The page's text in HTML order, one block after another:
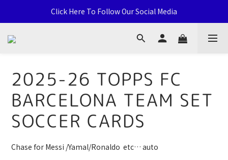
通用卡店 TCG & Sports Card 批發/零售 Distribution and Retail
Click Here To Follow Our Social Media
荃灣西樓角路138-168號 荃豐中心地下A59號舖
2025-26 TOPPS FC
BARCELONA TEAM SET
SOCCER CARDS
Chase for Messi /Yamal/Ronaldo  etc… auto